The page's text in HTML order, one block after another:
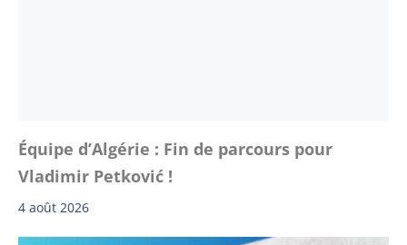
Équipe d’Algérie : Fin de parcours pour
Vladimir Petković !
4 août 2026